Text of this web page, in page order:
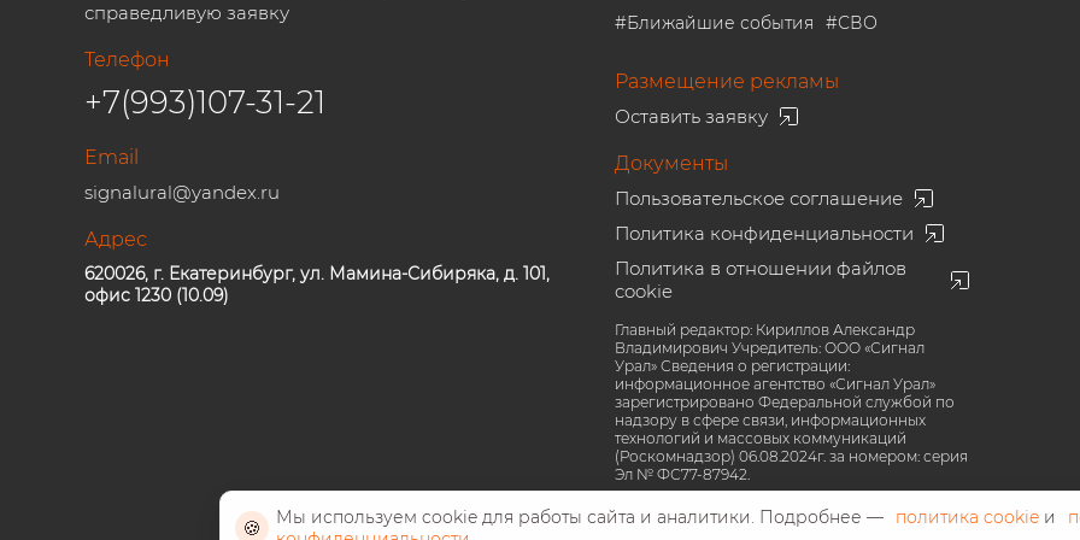
справедливую заявку
Телефон
+7(993)107-31-21
Email
signalural@yandex.ru
Адрес
620026, г. Екатеринбург, ул. Мамина-Сибиряка, д. 101,
офис 1230 (10.09)
#Ближайшие события #СВО
Размещение рекламы
Оставить заявку
Документы
Пользовательское соглашение
Политика конфиденциальности
Политика в отношении файлов
cookie
Главный редактор: Кириллов Александр
Владимирович Учредитель: ООО «Сигнал
Урал» Сведения о регистрации:
информационное агентство «Сигнал Урал»
зарегистрировано Федеральной службой по
надзору в сфере связи, информационных
технологий и массовых коммуникаций
(Роскомнадзор) 06.08.2024г. за номером: серия
Эл № ФС77-87942.
🍪 Мы используем cookie для работы сайта и аналитики. Подробнее — политика cookie и